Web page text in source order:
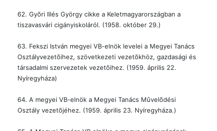
62. Gyõri Illés György cikke a Keletmagyarországban a
tiszavasvári cigányiskoláról. (1958. október 29.)
63. Fekszi István megyei VB-elnök levelei a Megyei Tanács
Osztályvezetõihez, szövetkezeti vezetõkhöz, gazdasági és
társadalmi szervezetek vezetõihez. (1959. április 22.
Nyíregyháza)
64. A megyei VB-elnök a Megyei Tanács Mûvelõdési
Osztály vezetõjéhez. (1959. április 23. Nyíregyháza.)